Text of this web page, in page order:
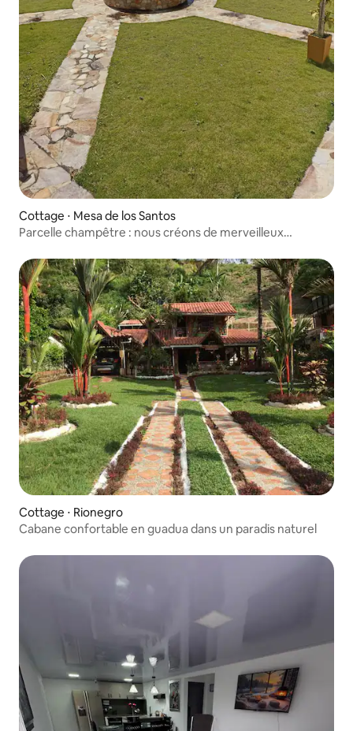
Cottage ⋅ Mesa de los Santos
Parcelle champêtre : nous créons de merveilleux
Cottage ⋅ Rionegro
Cabane confortable en guadua dans un paradis naturel